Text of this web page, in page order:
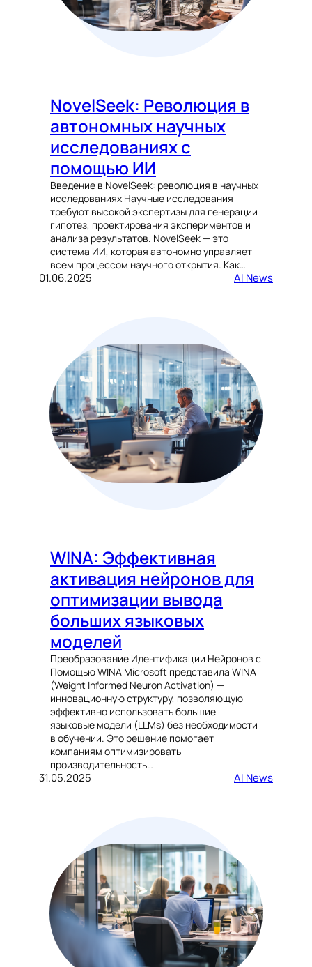
NovelSeek: Революция в
автономных научных
исследованиях с
помощью ИИ
Введение в NovelSeek: революция в научных
исследованиях Научные исследования
требуют высокой экспертизы для генерации
гипотез, проектирования экспериментов и
анализа результатов. NovelSeek — это
система ИИ, которая автономно управляет
всем процессом научного открытия. Как…
01.06.2025 AI News
WINA: Эффективная
активация нейронов для
оптимизации вывода
больших языковых
моделей
Преобразование Идентификации Нейронов с
Помощью WINA Microsoft представила WINA
(Weight Informed Neuron Activation) —
инновационную структуру, позволяющую
эффективно использовать большие
языковые модели (LLMs) без необходимости
в обучении. Это решение помогает
компаниям оптимизировать
производительность…
31.05.2025 AI News